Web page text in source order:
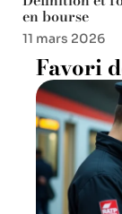
en bourse
11 mars 2026
Favori